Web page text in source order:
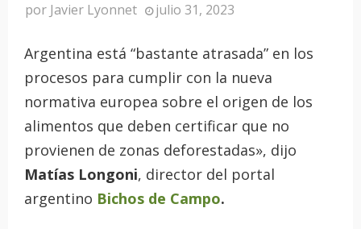
por Javier Lyonnet julio 31, 2023
Argentina está “bastante atrasada” en los
procesos para cumplir con la nueva
normativa europea sobre el origen de los
alimentos que deben certificar que no
provienen de zonas deforestadas», dijo
Matías Longoni, director del portal
argentino Bichos de Campo.